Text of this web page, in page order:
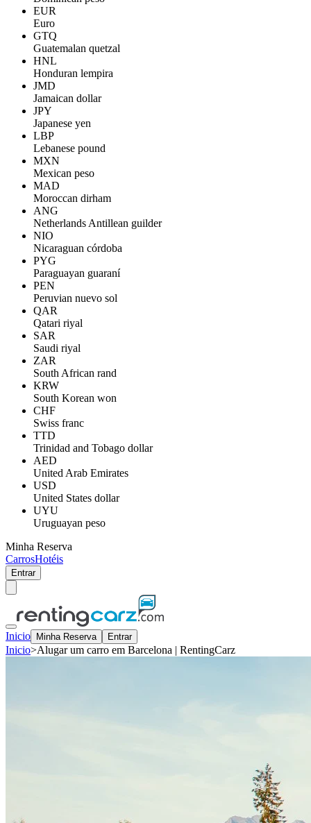
EUR
Euro
GTQ
Guatemalan quetzal
HNL
Honduran lempira
JMD
Jamaican dollar
JPY
Japanese yen
LBP
Lebanese pound
MXN
Mexican peso
MAD
Moroccan dirham
ANG
Netherlands Antillean guilder
NIO
Nicaraguan córdoba
PYG
Paraguayan guaraní
PEN
Peruvian nuevo sol
QAR
Qatari riyal
SAR
Saudi riyal
ZAR
South African rand
KRW
South Korean won
CHF
Swiss franc
TTD
Trinidad and Tobago dollar
AED
United Arab Emirates
USD
United States dollar
UYU
Uruguayan peso
Minha Reserva
CarrosHotéis
Entrar
Inicio Minha Reserva Entrar
Inicio>Alugar um carro em Barcelona | RentingCarz